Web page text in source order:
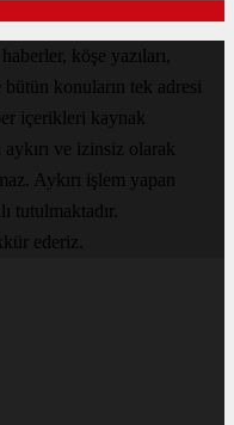
köşe yazıları,
konuların tek adresi
içerikleri kaynak
aykırı ve izinsiz olarak
Aykırı işlem yapan
tutulmaktadır.
ederiz.